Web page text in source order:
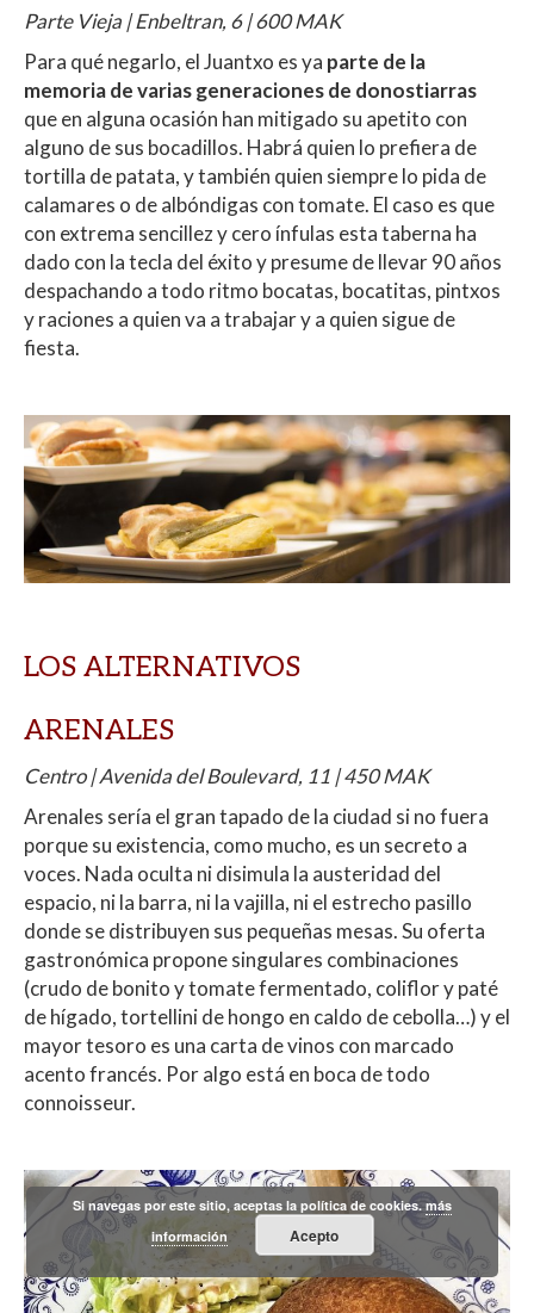
Parte Vieja | Enbeltran, 6 | 600 MAK
Para qué negarlo, el Juantxo es ya parte de la
memoria de varias generaciones de donostiarras
que en alguna ocasión han mitigado su apetito con
alguno de sus bocadillos. Habrá quien lo prefiera de
tortilla de patata, y también quien siempre lo pida de
calamares o de albóndigas con tomate. El caso es que
con extrema sencillez y cero ínfulas esta taberna ha
dado con la tecla del éxito y presume de llevar 90 años
despachando a todo ritmo bocatas, bocatitas, pintxos
y raciones a quien va a trabajar y a quien sigue de
fiesta.
LOS ALTERNATIVOS
ARENALES
Centro | Avenida del Boulevard, 11 | 450 MAK
Arenales sería el gran tapado de la ciudad si no fuera
porque su existencia, como mucho, es un secreto a
voces. Nada oculta ni disimula la austeridad del
espacio, ni la barra, ni la vajilla, ni el estrecho pasillo
donde se distribuyen sus pequeñas mesas. Su oferta
gastronómica propone singulares combinaciones
(crudo de bonito y tomate fermentado, coliflor y paté
de hígado, tortellini de hongo en caldo de cebolla…) y el
mayor tesoro es una carta de vinos con marcado
acento francés. Por algo está en boca de todo
connoisseur.
Si navegas por este sitio, aceptas la política de cookies.más
información
Acepto